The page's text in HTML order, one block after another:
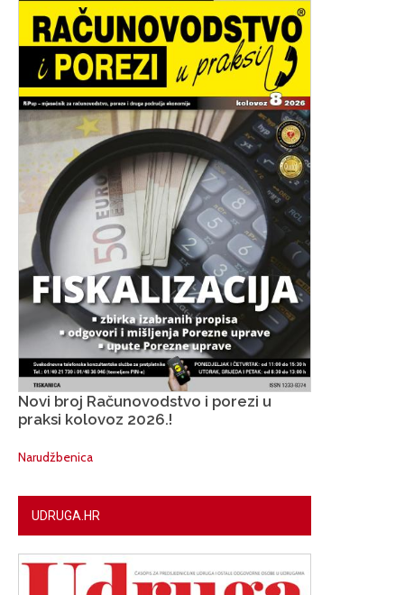
Novi broj Računovodstvo i porezi u
praksi kolovoz 2026.!
Narudžbenica
UDRUGA.HR